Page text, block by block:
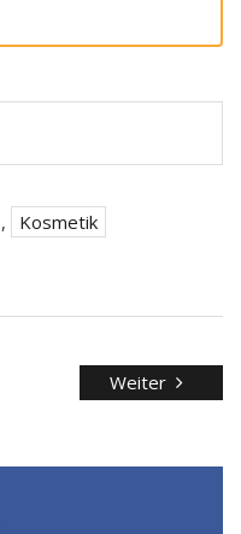
, Kosmetik
Weiter